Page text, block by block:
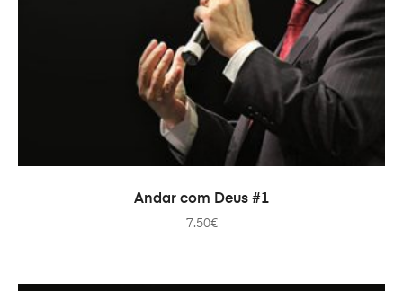
AÑADIR AL CARRITO
Andar com Deus #1
7.50€